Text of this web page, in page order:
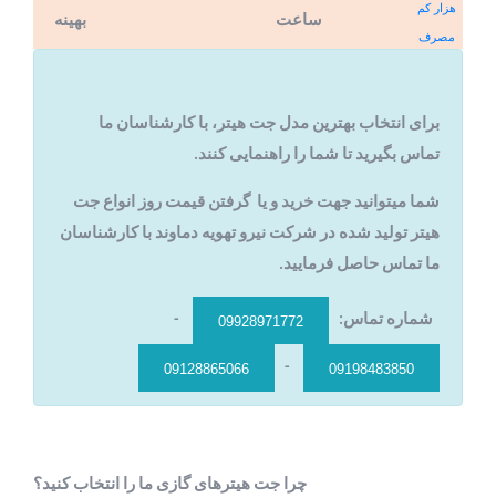
هزار کم
مصرف
ساعت
بهینه
برای انتخاب بهترین مدل جت هیتر، با کارشناسان ما
تماس بگیرید تا شما را راهنمایی کنند.
شما میتوانید جهت خرید و یا گرفتن قیمت روز انواع جت
هیتر تولید شده در شرکت نیرو تهویه دماوند با کارشناسان
ما تماس حاصل فرمایید.
شماره تماس: 09928971772
-
09198483850
-
09128865066
چرا جت هیترهای گازی ما را انتخاب کنید؟